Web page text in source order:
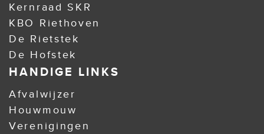
Kernraad SKR
KBO Riethoven
De Rietstek
De Hofstek
HANDIGE LINKS
Afvalwijzer
Houwmouw
Verenigingen